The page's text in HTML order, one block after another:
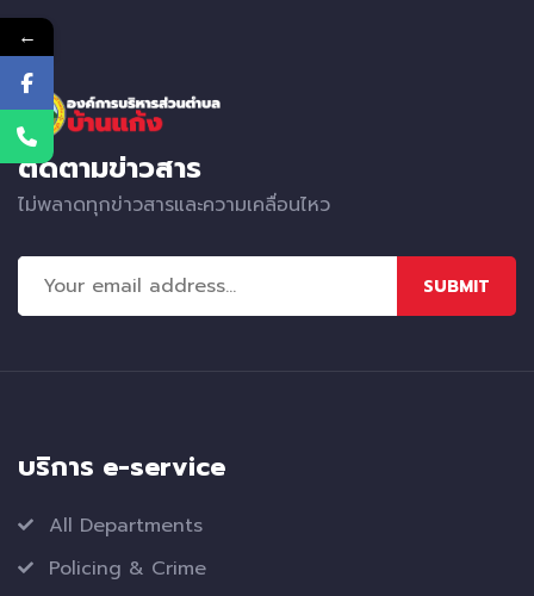
ติดตามข่าวสาร
ไม่พลาดทุกข่าวสารและความเคลื่อนไหว
SUBMIT
บริการ e-service
All Departments
Policing & Crime
←